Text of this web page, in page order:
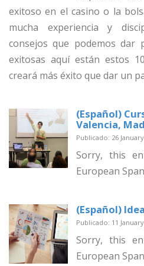
exitoso en el casino o la
mucha experiencia y
consejos que podemos dar
exitosas aquí están estos
creará más éxito que dar un
(Español)
Valencia,
Publicado: 26
Sorry, this
European
(Español)
Publicado: 11
Sorry, this
European